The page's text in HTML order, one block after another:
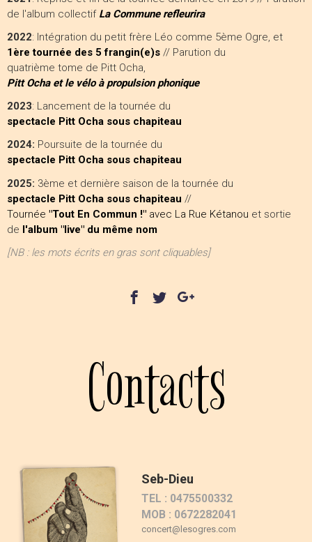
de l'album collectif La Commune refleurira
2022: Intégration du petit frère Léo comme 5ème Ogre, et
1ère tournée des 5 frangin(e)s // Parution du
quatrième tome de Pitt Ocha,
Pitt Ocha et le vélo à propulsion phonique
2023: Lancement de la tournée du
spectacle Pitt Ocha sous chapiteau
2024: Poursuite de la tournée du
spectacle Pitt Ocha sous chapiteau
2025: 3ème et dernière saison de la tournée du
spectacle Pitt Ocha sous chapiteau //
Tournée "Tout En Commun !" avec La Rue Kétanou et sortie
de l'album "live" du même nom
[NB : les mots écrits en gras sont cliquables]
Contacts
Seb-Dieu
TEL : 0475500332
MOB : 0672282041
concert@lesogres.com